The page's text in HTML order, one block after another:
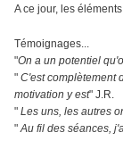
A ce jour, les
Témoignages...
"On a un potentiel
" C'est complètement
motivation y est" J.R.
" Les uns, les autres
"Au fil des séances,